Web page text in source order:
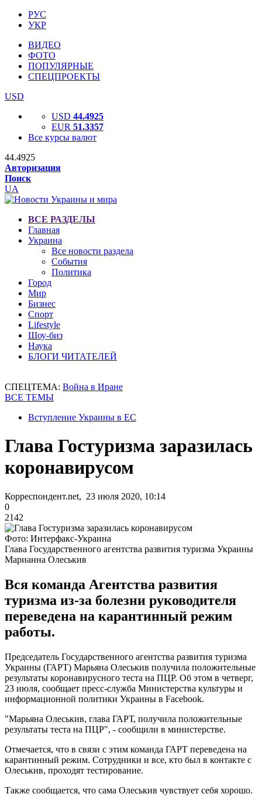
РУС
УКР
ВИДЕО
ФОТО
ПОПУЛЯРНЫЕ
СПЕЦПРОЕКТЫ
USD
USD 44.4925
EUR 51.3357
Все курсы валют
44.4925
Авторизация
Поиск
UA
ВСЕ РАЗДЕЛЫ
Главная
Украина
Все новости раздела
События
Политика
Город
Мир
Бизнес
Спорт
Lifestyle
Шоу-биз
Наука
БЛОГИ ЧИТАТЕЛЕЙ
СПЕЦТЕМА: Война в Иране
ВСЕ ТЕМЫ
Вступление Украины в ЕС
Глава Гостуризма заразилась
коронавирусом
Корреспондент.net, 23 июля 2020, 10:14
0
2142
Фото: Интерфакс-Украина
Глава Государственного агентства развития туризма Украины
Марианна Олеськив
Вся команда Агентства развития
туризма из-за болезни руководителя
переведена на карантинный режим
работы.
Председатель Государственного агентства развития туризма
Украины (ГАРТ) Марьяна Олеськив получила положительные
результаты коронавирусного теста на ПЦР. Об этом в четверг,
23 июля, сообщает пресс-служба Министерства культуры и
информационной политики Украины в Facebook.
"Марьяна Олеськив, глава ГАРТ, получила положительные
результаты теста на ПЦР", - сообщили в министерстве.
Отмечается, что в связи с этим команда ГАРТ переведена на
карантинный режим. Сотрудники и все, кто был в контакте с
Олеськив, проходят тестирование.
Также сообщается, что сама Олеськив чувствует себя хорошо.